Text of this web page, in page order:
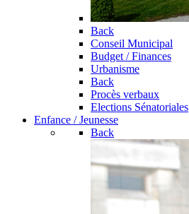
Back
Conseil Municipal
Budget / Finances
Urbanisme
Back
Procès verbaux
Elections Sénatoriales
Enfance / Jeunesse
Back